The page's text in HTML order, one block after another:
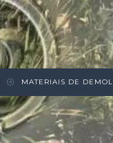
MATERIAIS DE